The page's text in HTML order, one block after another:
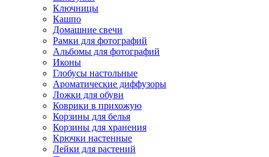
Ключницы
Кашпо
Домашние свечи
Рамки для фотографий
Альбомы для фотографий
Иконы
Глобусы настольные
Ароматические диффузоры
Ложки для обуви
Коврики в прихожую
Корзины для белья
Корзины для хранения
Крючки настенные
Лейки для растений